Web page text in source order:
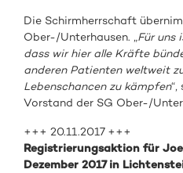
Die Schirmherrschaft
Ober-/Unterhausen. „Für uns
dass wir hier alle Kräfte
anderen Patienten weltweit
Lebenschancen zu kämpfen
Vorstand der SG Ober-/
+++ 20.11.2017 +++
Registrierungsaktion für
Dezember 2017 in